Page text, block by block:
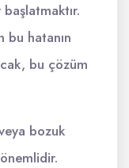
bu hatanın
bu çözüm
bozuk